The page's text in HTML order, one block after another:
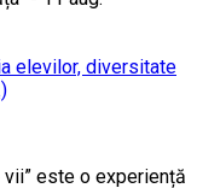
elevilor, diversitate